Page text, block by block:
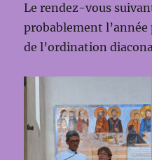
Le rendez-vous
probablement
de l’ordination